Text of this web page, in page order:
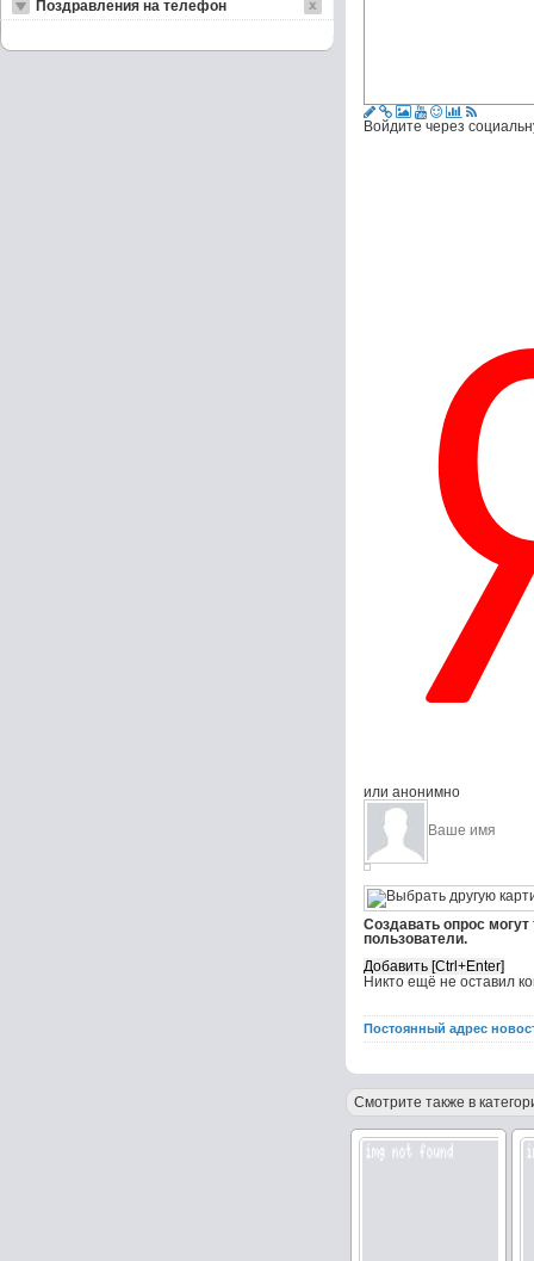
Войдите через
или анонимно
Создавать опрос
пользователи.
Никто ещё не оставил
Постоянный адрес
Смотрите также в
Поздравления на телефон